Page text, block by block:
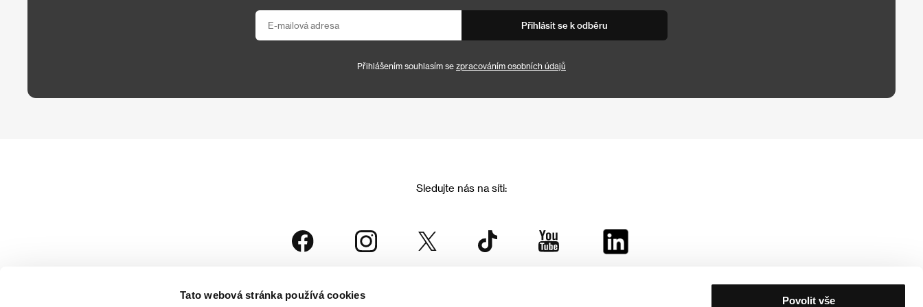
Tato webová stránka používá cookies Povolit vše
Přihlásit se k odběru
Přihlášením souhlasím se zpracováním osobních údajů
Sledujte nás na síti: